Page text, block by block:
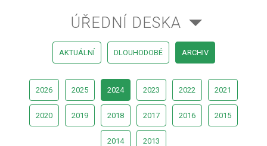
ÚŘEDNÍ DESKA
AKTUÁLNÍ DLOUHODOBÉ ARCHIV
2026 2025 2024 2023 2022 2021
2020 2019 2018 2017 2016 2015
2014 2013